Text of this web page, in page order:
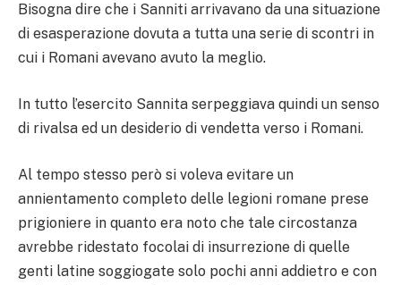
Bisogna dire che i Sanniti arrivavano da una situazione
di esasperazione dovuta a tutta una serie di scontri in
cui i Romani avevano avuto la meglio.
In tutto l’esercito Sannita serpeggiava quindi un senso
di rivalsa ed un desiderio di vendetta verso i Romani.
Al tempo stesso però si voleva evitare un
annientamento completo delle legioni romane prese
prigioniere in quanto era noto che tale circostanza
avrebbe ridestato focolai di insurrezione di quelle
genti latine soggiogate solo pochi anni addietro e con